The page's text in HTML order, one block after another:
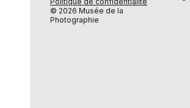
© 2026 Musée de la
Photographie